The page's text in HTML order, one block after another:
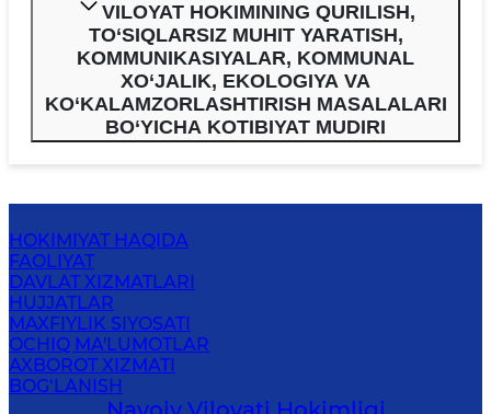
VILOYAT HOKIMINING QURILISH,
TO‘SIQLARSIZ MUHIT YARATISH,
KOMMUNIKASIYALAR, KOMMUNAL
XO‘JALIK, EKOLOGIYA VA
KO‘KALAMZORLASHTIRISH MASALALARI
BO‘YICHA KOTIBIYAT MUDIRI
HOKIMIYAT HAQIDA
FAOLIYAT
DAVLAT XIZMATLARI
HUJJATLAR
MAXFIYLIK SIYOSATI
OCHIQ MA'LUMOTLAR
AXBOROT XIZMATI
BOG‘LANISH